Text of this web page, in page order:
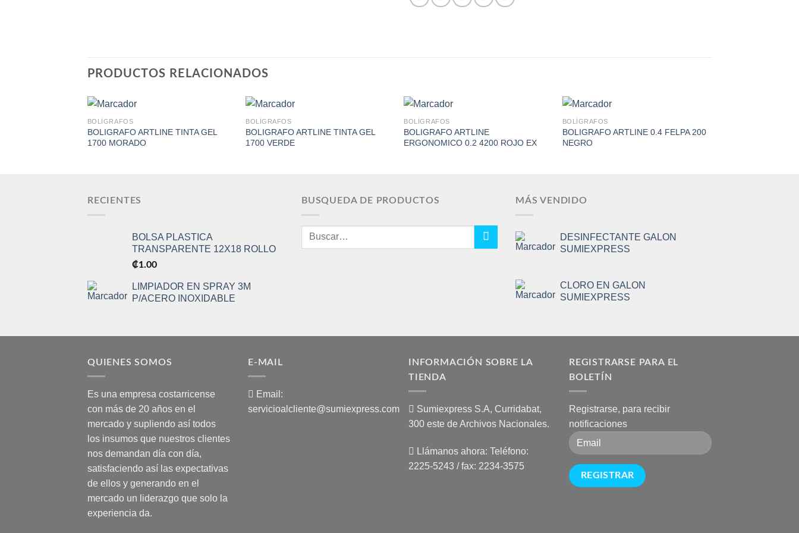
PRODUCTOS RELACIONADOS
BOLÍGRAFOS
BOLIGRAFO ARTLINE TINTA GEL
1700 MORADO
BOLÍGRAFOS
BOLIGRAFO ARTLINE TINTA GEL
1700 VERDE
BOLÍGRAFOS
BOLIGRAFO ARTLINE
ERGONOMICO 0.2 4200 ROJO EX
BOLÍGRAFOS
BOLIGRAFO ARTLINE 0.4 FELPA 200
NEGRO
RECIENTES
BOLSA PLASTICA
TRANSPARENTE 12X18 ROLLO
₡1.00
LIMPIADOR EN SPRAY 3M
P/ACERO INOXIDABLE
BUSQUEDA DE PRODUCTOS
Buscar
MÁS VENDIDO
DESINFECTANTE GALON
SUMIEXPRESS
CLORO EN GALON
SUMIEXPRESS
QUIENES SOMOS
Es una empresa costarricense
con más de 20 años en el
mercado y supliendo así todos
los insumos que nuestros clientes
nos demandan día con día,
satisfaciendo así las expectativas
de ellos y generando en el
mercado un liderazgo que solo la
experiencia da.
E-MAIL
Email:
servicioalcliente@sumiexpress.com
INFORMACIÓN SOBRE LA
TIENDA
Sumiexpress S.A, Curridabat,
300 este de Archivos Nacionales.
Llámanos ahora: Teléfono:
2225-5243 / fax: 2234-3575
REGISTRARSE PARA EL
BOLETÍN
Registrarse, para recibir
notificaciones